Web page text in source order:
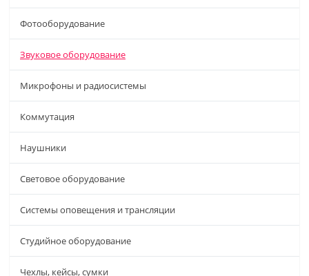
Фотооборудование
Звуковое оборудование
Микрофоны и радиосистемы
Коммутация
Наушники
Световое оборудование
Системы оповещения и трансляции
Студийное оборудование
Чехлы, кейсы, сумки